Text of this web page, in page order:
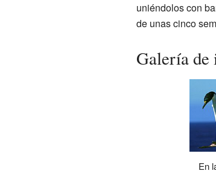
uniéndolos con
de unas cinco
Galería de
En